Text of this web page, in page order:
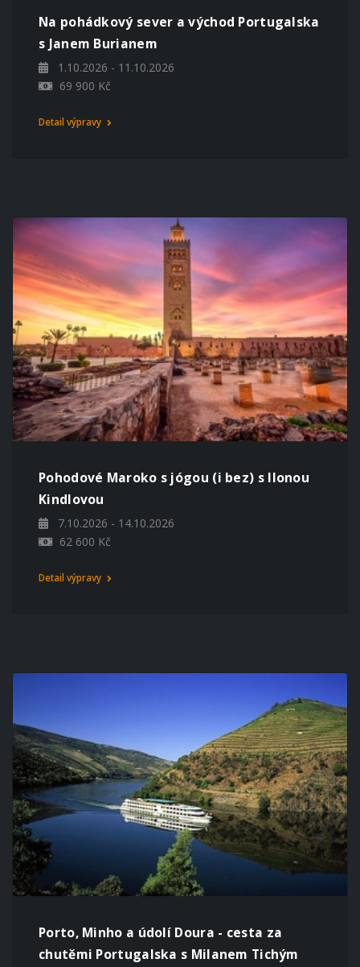
Na pohádkový sever a východ Portugalska
s Janem Burianem
1.10.2026 - 11.10.2026
69 900 Kč
Detail výpravy
Pohodové Maroko s jógou (i bez) s Ilonou
Kindlovou
7.10.2026 - 14.10.2026
62 600 Kč
Detail výpravy
Porto, Minho a údolí Doura - cesta za
chutěmi Portugalska s Milanem Tichým